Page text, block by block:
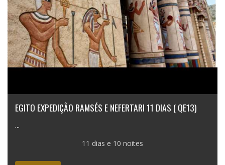
EGITO EXPEDIÇÃO RAMSÉS E NEFERTARI 11 DIAS ( QE13)
...
11 dias e 10 noites